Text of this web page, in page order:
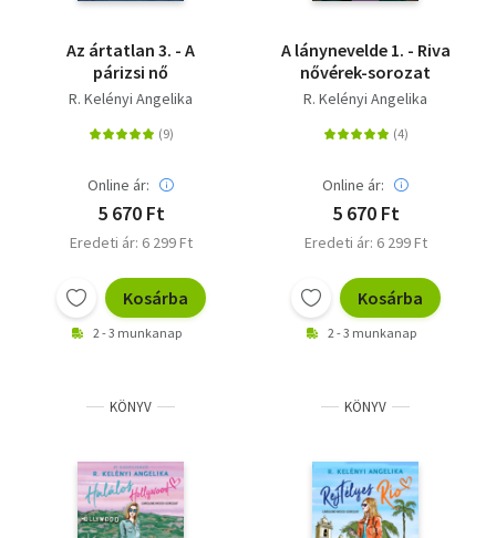
Az ártatlan 3. - A
párizsi nő
R. Kelényi Angelika
Online ár:
5 670 Ft
Eredeti ár: 6 299 Ft
Kosárba
2 - 3 munkanap
A lánynevelde 1. - Riva
nővérek-sorozat
R. Kelényi Angelika
Online ár:
5 670 Ft
Eredeti ár: 6 299 Ft
Kosárba
2 - 3 munkanap
KÖNYV KÖNYV